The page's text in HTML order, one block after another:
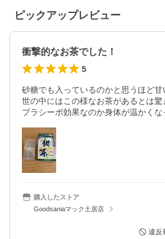
ピックアップレビュー
衝撃的なお茶でした！
5
砂糖でも入っているのかと思うほど甘
世の中にはこの様なお茶があるとは驚
プラシーボ効果なのか身体が温かくな
購入したストア
Goodsaniaマック土居店
違反